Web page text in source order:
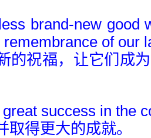
brand-new good
of our
的祝福，让它们成
success in the
取得更大的成就。